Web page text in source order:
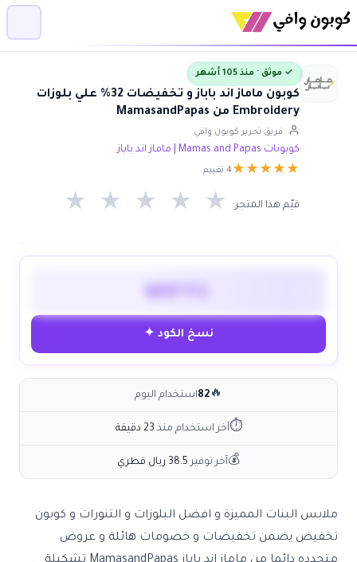
✓ موثق · منذ 105 أشهر
كوبون ماماز اند باباز و تخفيضات 32% علي بلوزات
Embroidery من MamasandPapas
فريق تحرير كوبون وافي
كوبونات Mamas and Papas | ماماز اند باباز
★
★
★
★
★4 تقييم
قيّم هذا المتجر: ★ ★ ★ ★ ★
WAFY1
نسخ الكود ✦
🔥
82استخدام اليوم
⏱آخر استخدام منذ 23 دقيقة
💰آخر توفير 38.5 ريال قطري
ملابس البنات المميزة و افضل البلوزات و التنورات و كوبون
تخفيض يضمن تخفيضات و خصومات هائلة و عروض